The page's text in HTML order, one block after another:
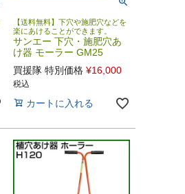
【送料無料】下穴や施肥穴などを
楽にあけることができます。
サンエー 下穴・施肥穴あ
け器 モーラー GM25
買援隊 特別価格 ¥16,000
税込
カートに入れる